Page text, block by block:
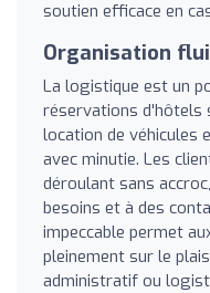
soutien efficace en
Organisation
La logistique est un
réservations d'hôtels
location de véhicules
avec minutie. Les
déroulant sans
besoins et à des
impeccable permet
pleinement sur le
administratif ou